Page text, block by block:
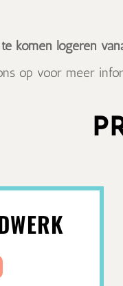
komen logeren
op voor meer